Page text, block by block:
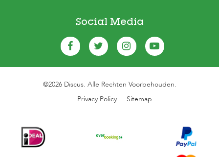
Social Media
©2026 Discus. Alle Rechten Voorbehouden.
Privacy Policy
Sitemap